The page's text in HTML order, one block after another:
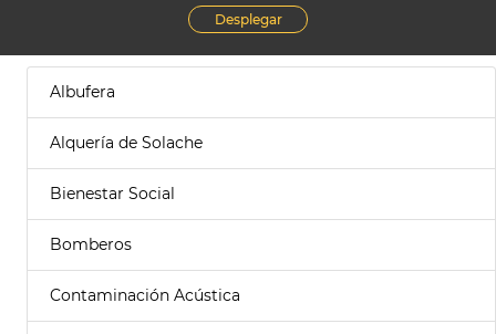
Desplegar
Albufera
Alquería de Solache
Bienestar Social
Bomberos
Contaminación Acústica